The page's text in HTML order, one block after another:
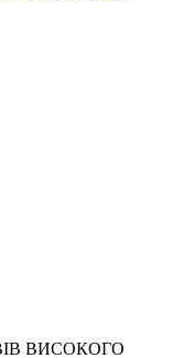
ВИСОКОГО